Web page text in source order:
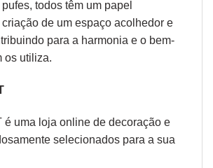
todos têm um papel
de um espaço acolhedor e
para a harmonia e o bem-
os utiliza.
é uma loja online de decoração e
selecionados para a sua